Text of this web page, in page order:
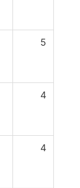
5
4
4